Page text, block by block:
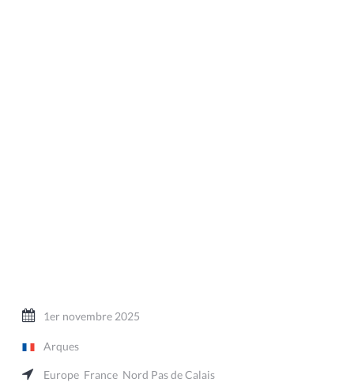
1er novembre 2025
Arques
Europe France Nord Pas de Calais